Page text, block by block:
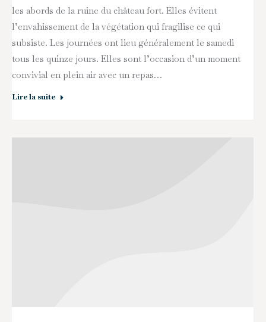
les abords de la ruine du château fort. Elles évitent
l’envahissement de la végétation qui fragilise ce qui
subsiste. Les journées ont lieu généralement le samedi
tous les quinze jours. Elles sont l’occasion d’un moment
convivial en plein air avec un repas…
Lire la suite